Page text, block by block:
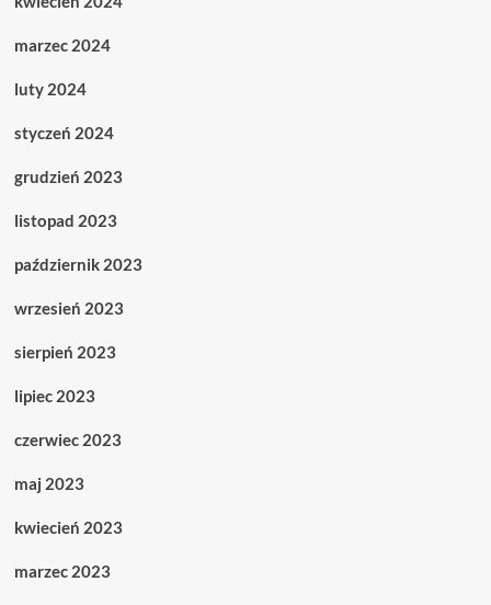
marzec 2024
luty 2024
styczeń 2024
grudzień 2023
listopad 2023
październik 2023
wrzesień 2023
sierpień 2023
lipiec 2023
czerwiec 2023
maj 2023
kwiecień 2023
marzec 2023